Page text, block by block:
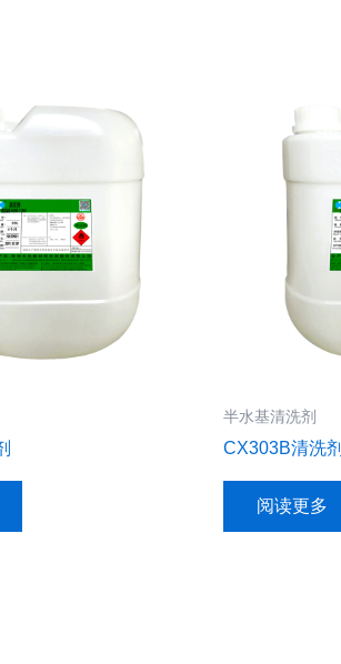
半水基清洗剂
CX303B清洗剂
阅读更多